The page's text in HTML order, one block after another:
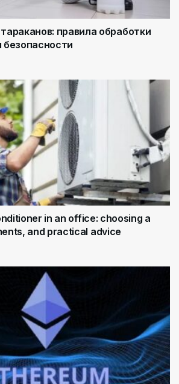
правила обработки
in an office: choosing a
and practical advice